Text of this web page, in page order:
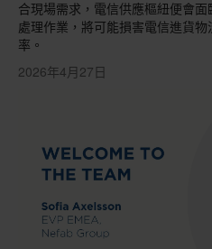
合現場需求，電信供應樞紐便會
處理作業，將可能損害電信進貨
率。
2026年4月27日